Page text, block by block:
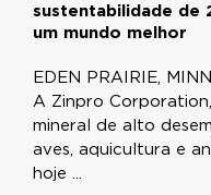
sustentabilidade de
um mundo melhor
EDEN PRAIRIE,
A Zinpro
mineral de alto
aves, aquicultura e
hoje ...